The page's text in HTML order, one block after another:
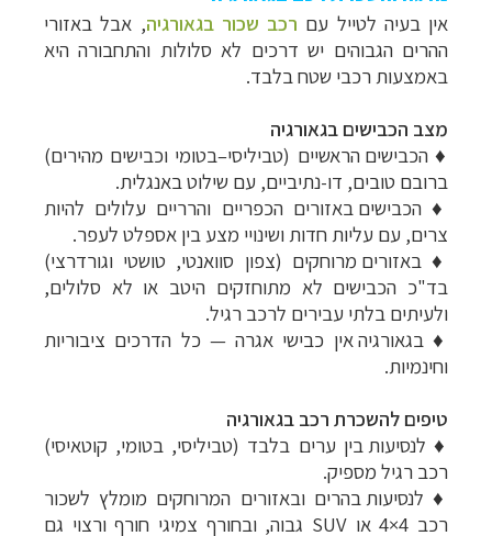
אין בעיה לטייל עם רכב שכור בגאורגיה, אבל באזורי
ההרים הגבוהים יש דרכים לא סלולות והתחבורה היא
באמצעות רכבי שטח בלבד.
מצב הכבישים בגאורגיה
♦הכבישים הראשיים (טביליסי–בטומי וכבישים מהירים)
ברובם טובים, דו-נתיביים, עם שילוט באנגלית.
♦הכבישים באזורים הכפריים והרריים עלולים להיות
צרים, עם עליות חדות ושינויי מצע בין אספלט לעפר.
♦ באזורים מרוחקים (צפון סוואנטי, טושטי וגורדרצי)
בד"כ הכבישים לא מתוחזקים היטב או לא סלולים,
ולעיתים בלתי עבירים לרכב רגיל.
♦ בגאורגיה אין כבישי אגרה — כל הדרכים ציבוריות
וחינמיות.
טיפים להשכרת רכב בגאורגיה
♦ לנסיעות בין ערים בלבד (טביליסי, בטומי, קוטאיסי)
רכב רגיל מספיק.
♦ לנסיעות בהרים ובאזורים המרוחקים מומלץ לשכור
רכב 4×4או SUV גבוה, ובחורף צמיגי חורף ורצוי גם